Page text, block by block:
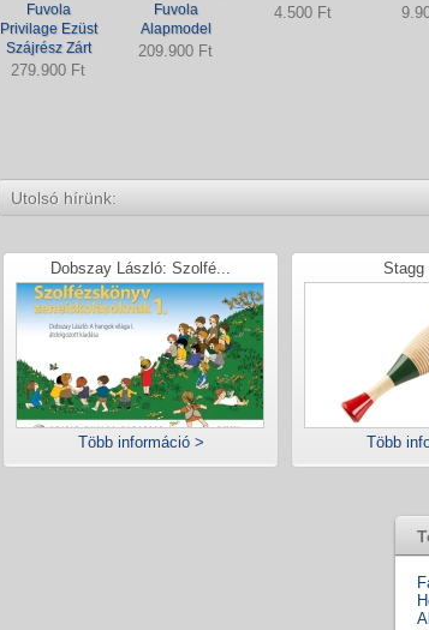
Fuvola
Privilage Ezüst
Szájrész Zárt
279.900 Ft
Fuvola
Alapmodel
209.900 Ft
4.500 Ft
Utolsó hírünk:
Dobszay László: Szolfé...
Több információ >
Stagg
Több